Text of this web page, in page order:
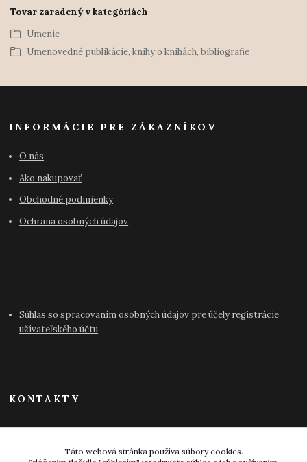
Tovar zaradený v kategóriách
Umenie
Umenovedné publikácie, knihy o knihách, bibliografie
INFORMÁCIE PRE ZÁKAZNÍKOV
O nás
Ako nakupovať
Obchodné podmienky
Ochrana osobných údajov
Súhlas so spracovaním osobných údajov pre účely registrácie
užívateľského účtu
KONTAKTY
Táto webová stránka používa súbory cookies.